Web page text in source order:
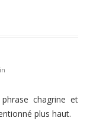
chagrine et
plus haut.